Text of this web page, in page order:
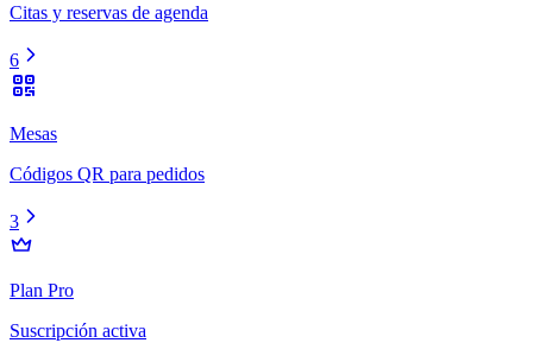
Citas y reservas de agenda
6
Mesas
Códigos QR para pedidos
3
Plan Pro
Suscripción activa